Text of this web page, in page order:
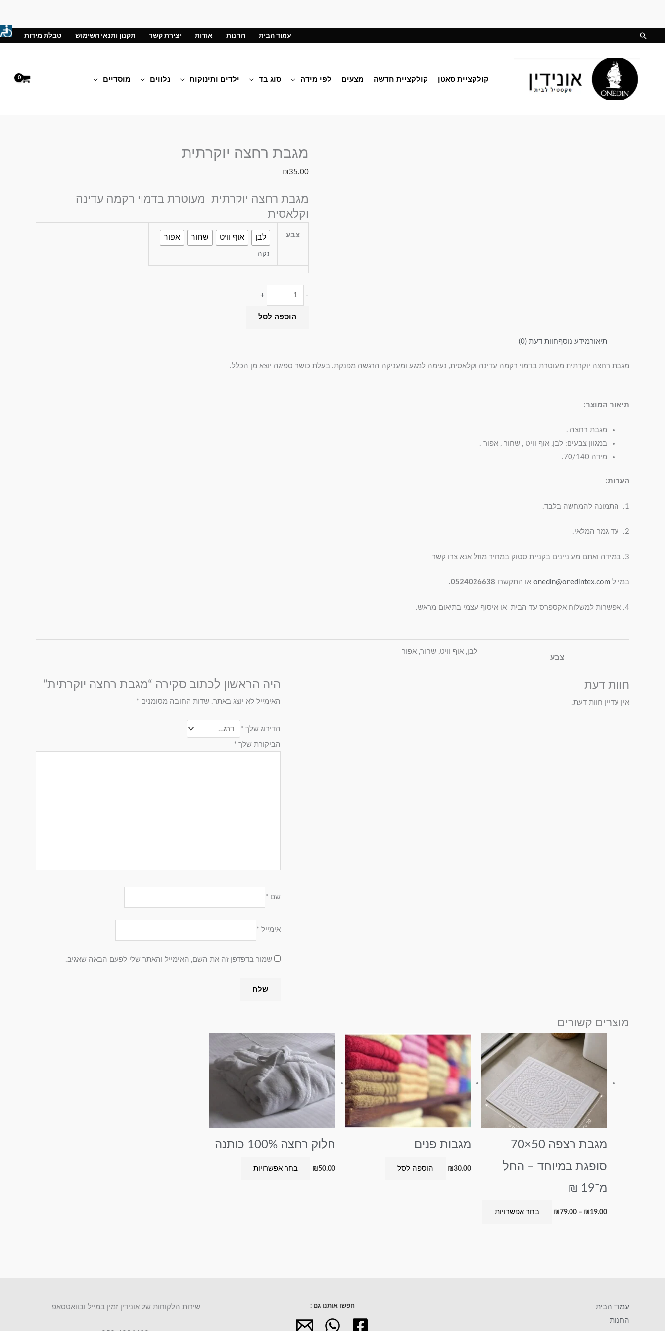
חיפוש עמוד הבית החנות אודות יצירת קשר תקנון ותנאי השימוש טבלת מידות
קולקציית סאטן קולקציית חדשה מצעים לפי מידה סוג בד ילדים ותינוקות נלווים מוסדיים
מגבת רחצה יוקרתית
₪35.00
מגבת רחצה יוקרתית מעוטרת בדמוי רקמה עדינה
וקלאסית
צבע לבן אוף וויט שחור אפור
נקה
-
כמות
יוקרתית
+
הוספה לסל
תיאורמידע נוסףחוות דעת (0)
מגבת רחצה יוקרתית מעוטרת בדמוי רקמה עדינה וקלאסית, נעימה למגע ומעניקה הרגשה מפנקת. בעלת כושר ספיגה יוצא מן הכלל.
תיאור המוצר:
מגבת רחצה .
במגוון צבעים: לבן, אוף וויט , שחור , אפור .
מידה 70/140.
הערות:
1. התמונה להמחשה בלבד.
2. עד גמר המלאי.
3. במידה ואתם מעוניינים בקניית סטוק במחיר מוזל אנא צרו קשר
במייל onedin@onedintex.com או התקשרו 0524026638.
4. אפשרות למשלוח אקספרס עד הבית או איסוף עצמי בתיאום מראש.
צבע
לבן, אוף וויט, שחור, אפור
חוות דעת
אין עדיין חוות דעת.
היה הראשון לכתוב סקירה “מגבת רחצה יוקרתית”
האימייל לא יוצג באתר. שדות החובה מסומנים*
הדירוג שלך*
הביקורת שלך*
שם*
אימייל*
שמור בדפדפן זה את השם, האימייל והאתר שלי לפעם הבאה שאגיב.
מוצרים קשורים
מגבת רצפה 50×70
סופגת במיוחד – החל
מ־19 ₪
₪19.00
–
₪79.00
טווח
בחר אפשרויות
למוצר
זה
יש
מספר
סוגים.
לבחור
האפשרויות
המוצר
מגבות פנים
₪30.00 הוספה לסל
חלוק רחצה 100% כותנה
₪50.00 בחר אפשרויות
למוצר
זה
יש
לבחור
האפשרויות
עמוד הבית
החנות
חפשו אותנו גם : שירות הלקוחות של אונידין זמין במייל ובוואטסאפ